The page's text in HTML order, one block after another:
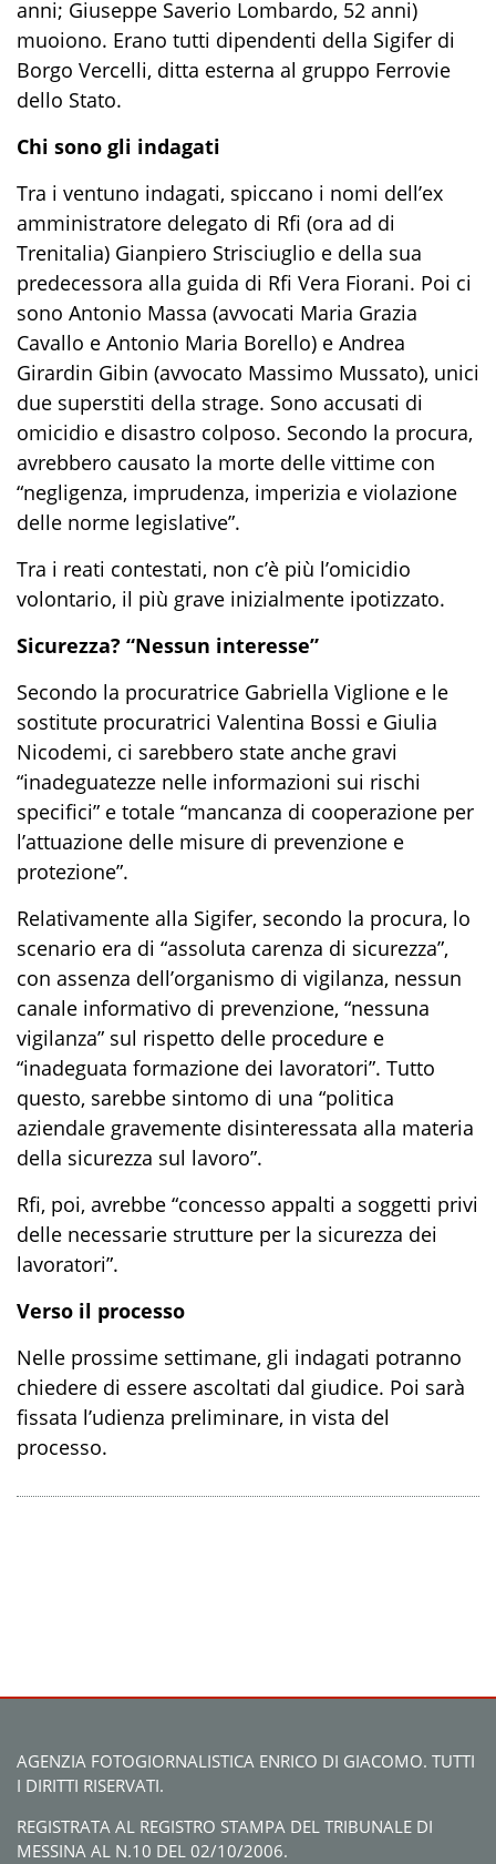
anni; Giuseppe Saverio Lombardo, 52 anni)
muoiono. Erano tutti dipendenti della Sigifer di
Borgo Vercelli, ditta esterna al gruppo Ferrovie
dello Stato.
Chi sono gli indagati
Tra i ventuno indagati, spiccano i nomi dell’ex
amministratore delegato di Rfi (ora ad di
Trenitalia) Gianpiero Strisciuglio e della sua
predecessora alla guida di Rfi Vera Fiorani. Poi ci
sono Antonio Massa (avvocati Maria Grazia
Cavallo e Antonio Maria Borello) e Andrea
Girardin Gibin (avvocato Massimo Mussato), unici
due superstiti della strage. Sono accusati di
omicidio e disastro colposo. Secondo la procura,
avrebbero causato la morte delle vittime con
“negligenza, imprudenza, imperizia e violazione
delle norme legislative”.
Tra i reati contestati, non c’è più l’omicidio
volontario, il più grave inizialmente ipotizzato.
Sicurezza? “Nessun interesse”
Secondo la procuratrice Gabriella Viglione e le
sostitute procuratrici Valentina Bossi e Giulia
Nicodemi, ci sarebbero state anche gravi
“inadeguatezze nelle informazioni sui rischi
specifici” e totale “mancanza di cooperazione per
l’attuazione delle misure di prevenzione e
protezione”.
Relativamente alla Sigifer, secondo la procura, lo
scenario era di “assoluta carenza di sicurezza”,
con assenza dell’organismo di vigilanza, nessun
canale informativo di prevenzione, “nessuna
vigilanza” sul rispetto delle procedure e
“inadeguata formazione dei lavoratori”. Tutto
questo, sarebbe sintomo di una “politica
aziendale gravemente disinteressata alla materia
della sicurezza sul lavoro”.
Rfi, poi, avrebbe “concesso appalti a soggetti privi
delle necessarie strutture per la sicurezza dei
lavoratori”.
Verso il processo
Nelle prossime settimane, gli indagati potranno
chiedere di essere ascoltati dal giudice. Poi sarà
fissata l’udienza preliminare, in vista del
processo.
AGENZIA FOTOGIORNALISTICA ENRICO DI GIACOMO. TUTTI
I DIRITTI RISERVATI.
REGISTRATA AL REGISTRO STAMPA DEL TRIBUNALE DI
MESSINA AL N.10 DEL 02/10/2006.